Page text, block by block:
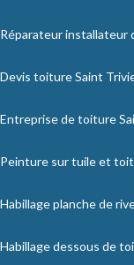
Réparateur installateur
Devis toiture Saint
Entreprise de toiture
Peinture sur tuile et
Habillage planche de
Habillage dessous de